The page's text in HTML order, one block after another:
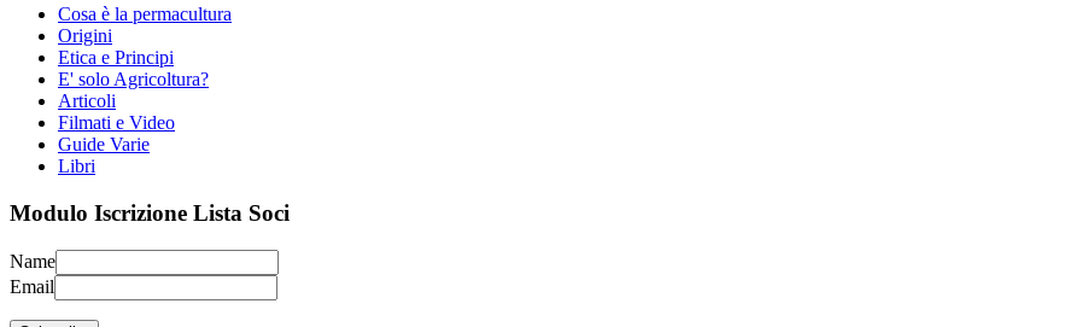
Cosa è la permacultura
Origini
Etica e Principi
E' solo Agricoltura?
Articoli
Filmati e Video
Guide Varie
Libri
Modulo Iscrizione Lista Soci
Name
Email